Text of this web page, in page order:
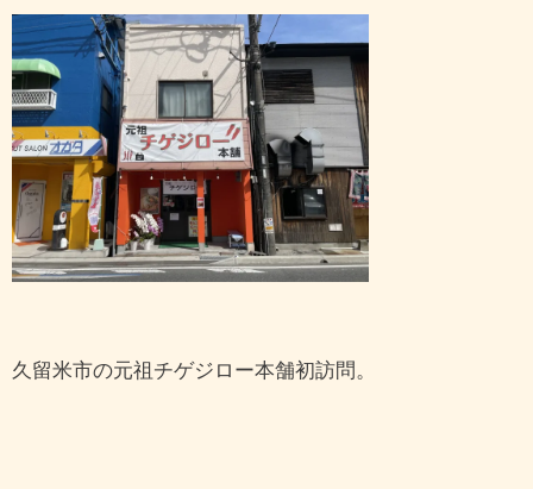
久留米市の元祖チゲジロー本舗初訪問。